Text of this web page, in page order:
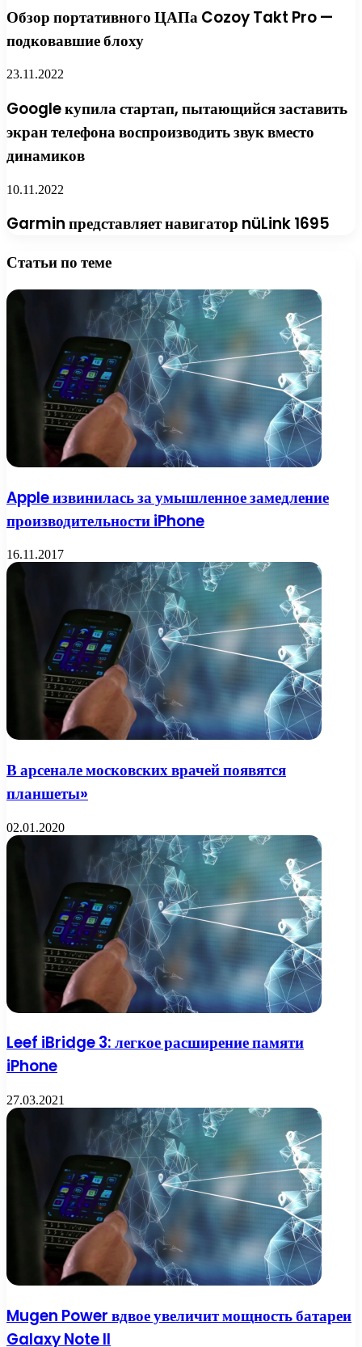
Обзор портативного ЦАПа Cozoy Takt Pro —
подковавшие блоху
23.11.2022
Google купила стартап, пытающийся заставить
экран телефона воспроизводить звук вместо
динамиков
10.11.2022
Garmin представляет навигатор nüLink 1695
Статьи по теме
Apple извинилась за умышленное замедление
производительности iPhone
16.11.2017
В арсенале московских врачей появятся
планшеты»
02.01.2020
Leef iBridge 3: легкое расширение памяти
iPhone
27.03.2021
Mugen Power вдвое увеличит мощность батареи
Galaxy Note II